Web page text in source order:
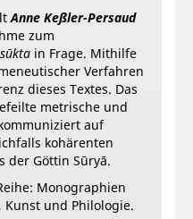
Anne Keßler-Persaud
zum
in Frage. Mithilfe
Verfahren
dieses Textes. Das
metrische und
auf
kohärenten
der Göttin Sūryā.
Monographien
und Philologie.